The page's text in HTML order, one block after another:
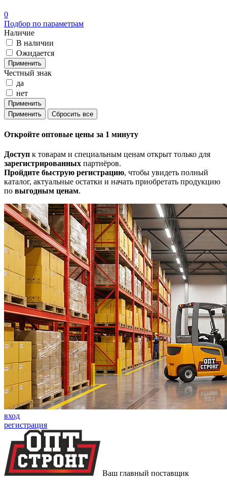
0
Подбор по параметрам
Наличие
В наличии
Ожидается
Честный знак
да
нет
Откройте оптовые цены за 1 минуту
Доступ к товарам и специальным ценам открыт только для
зарегистрированных партнёров.
Пройдите быструю регистрацию, чтобы увидеть полный
каталог, актуальные остатки и начать приобретать продукцию
по выгодным ценам.
вход
регистрация
Ваш главный поставщик